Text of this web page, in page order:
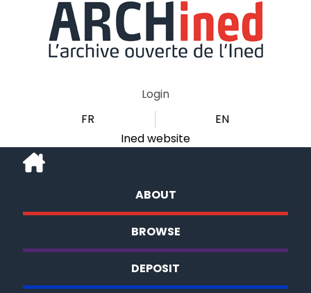
Login
FR
EN
Ined website
ABOUT
BROWSE
DEPOSIT